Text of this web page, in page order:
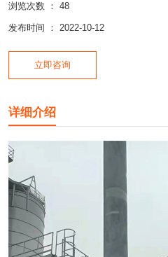
浏览次数 ： 48
发布时间 ： 2022-10-12
立即咨询
详细介绍